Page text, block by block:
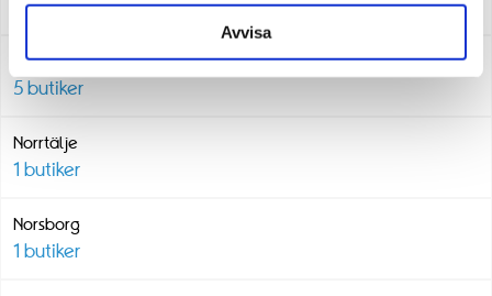
Avvisa
butiker
Norrköping
5 butiker
Norrtälje
1 butiker
Norsborg
1 butiker